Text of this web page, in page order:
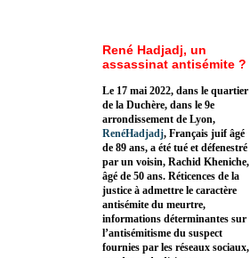
René Hadjadj, un
assassinat antisémite ?
Le 17 mai 2022, dans le quartier
de la Duchère, dans le 9e
arrondissement de Lyon,
RenéHadjadj, Français juif âgé
de 89 ans, a été tué et défenestré
par un voisin, Rachid Kheniche,
âgé de 50 ans. Réticences de la
justice à admettre le caractère
antisémite du meurtre,
informations déterminantes sur
l’antisémitisme du suspect
fournies par les réseaux sociaux,